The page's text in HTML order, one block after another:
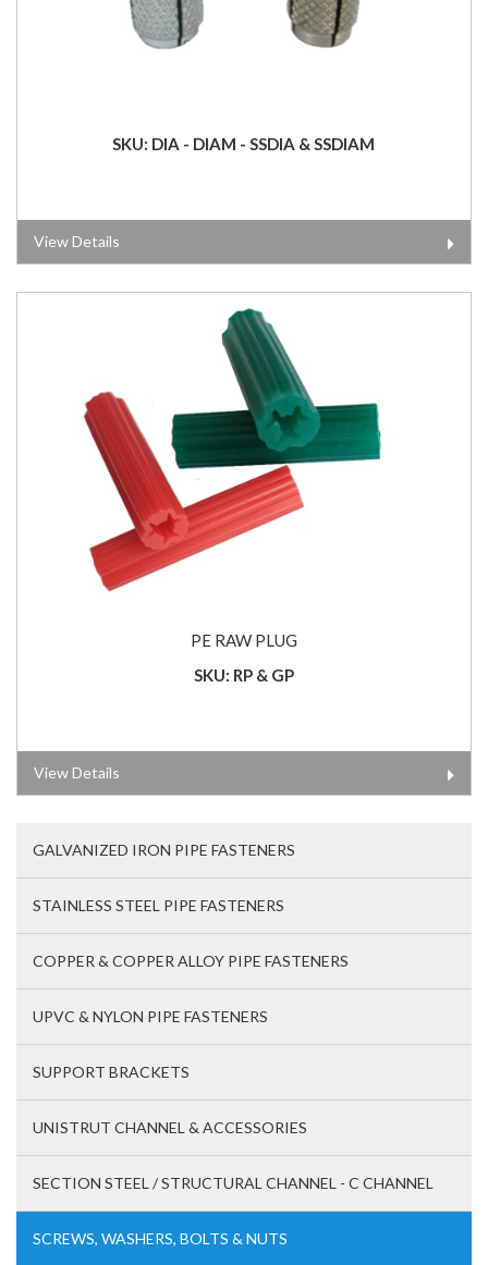
SKU: DIA - DIAM - SSDIA & SSDIAM
View Details
PE RAW PLUG
SKU: RP & GP
View Details
GALVANIZED IRON PIPE FASTENERS
STAINLESS STEEL PIPE FASTENERS
COPPER & COPPER ALLOY PIPE FASTENERS
UPVC & NYLON PIPE FASTENERS
SUPPORT BRACKETS
UNISTRUT CHANNEL & ACCESSORIES
SECTION STEEL / STRUCTURAL CHANNEL - C CHANNEL
SCREWS, WASHERS, BOLTS & NUTS